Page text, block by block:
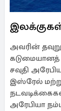
அவரின்
கடுமையானத்
சவுதி
இஸ்ரேல்
அரேபியா